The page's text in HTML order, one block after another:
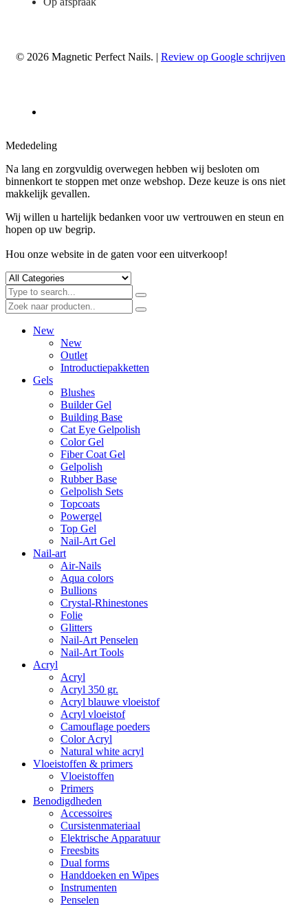
© 2026 Magnetic Perfect Nails. | Review op Google schrijven
Mededeling
Na lang en zorgvuldig overwegen hebben wij besloten om
binnenkort te stoppen met onze webshop. Deze keuze is ons niet
makkelijk gevallen.
Wij willen u hartelijk bedanken voor uw vertrouwen en steun en
hopen op uw begrip.
Hou onze website in de gaten voor een uitverkoop!
New
New
Outlet
Introductiepakketten
Gels
Blushes
Builder Gel
Building Base
Cat Eye Gelpolish
Color Gel
Fiber Coat Gel
Gelpolish
Rubber Base
Gelpolish Sets
Topcoats
Powergel
Top Gel
Nail-Art Gel
Nail-art
Air-Nails
Aqua colors
Bullions
Crystal-Rhinestones
Folie
Glitters
Nail-Art Penselen
Nail-Art Tools
Acryl
Acryl
Acryl 350 gr.
Acryl blauwe vloeistof
Acryl vloeistof
Camouflage poeders
Color Acryl
Natural white acryl
Vloeistoffen & primers
Vloeistoffen
Primers
Benodigdheden
Accessoires
Cursistenmateriaal
Elektrische Apparatuur
Freesbits
Dual forms
Handdoeken en Wipes
Instrumenten
Penselen